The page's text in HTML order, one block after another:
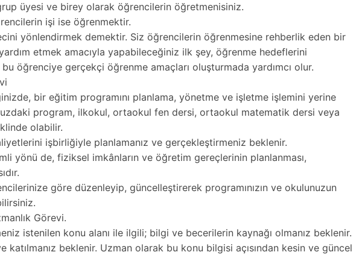
grup üyesi ve birey olarak öğrencilerin öğretmenisiniz.
işi ise öğrenmektir.
yönlendirmek demektir. Siz öğrencilerin öğrenmesine rehberlik eden bir
etmek amacıyla yapabileceğiniz ilk şey, öğrenme hedeflerini
öğrenciye gerçekçi öğrenme amaçları oluşturmada yardımcı olur.
bir eğitim programını planlama, yönetme ve işletme işlemini yerine
program, ilkokul, ortaokul fen dersi, ortaokul matematik dersi veya
olabilir.
işbirliğiyle planlamanız ve gerçekleştirmeniz beklenir.
yönü de, fiziksel imkânların ve öğretim gereçlerinin planlanması,
göre düzenleyip, güncelleştirerek programınızın ve okulunuzun
Görevi.
istenilen konu alanı ile ilgili; bilgi ve becerilerin kaynağı olmanız beklenir.
katılmanız beklenir. Uzman olarak bu konu bilgisi açısından kesin ve güncel